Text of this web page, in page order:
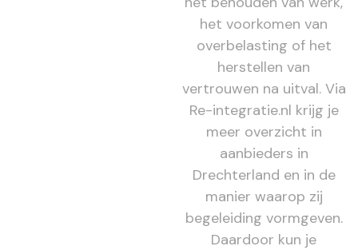
het voorkomen van
overbelasting of het
herstellen van
vertrouwen na uitval. Via
Re-integratie.nl krijg je
meer overzicht in
aanbieders in
Drechterland en in de
manier waarop zij
begeleiding vormgeven.
Daardoor kun je